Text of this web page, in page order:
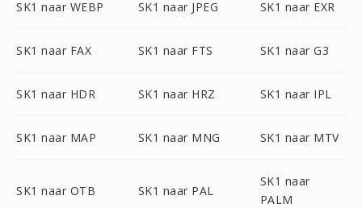
SK1 naar WEBP SK1 naar JPEG SK1 naar EXR
SK1 naar FAX SK1 naar FTS SK1 naar G3
SK1 naar HDR SK1 naar HRZ SK1 naar IPL
SK1 naar MAP SK1 naar MNG SK1 naar MTV
SK1 naar OTB SK1 naar PAL
SK1 naar
PALM